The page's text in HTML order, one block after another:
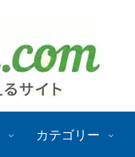
カテゴリー